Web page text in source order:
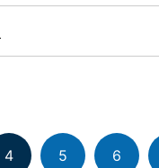
4 5 6